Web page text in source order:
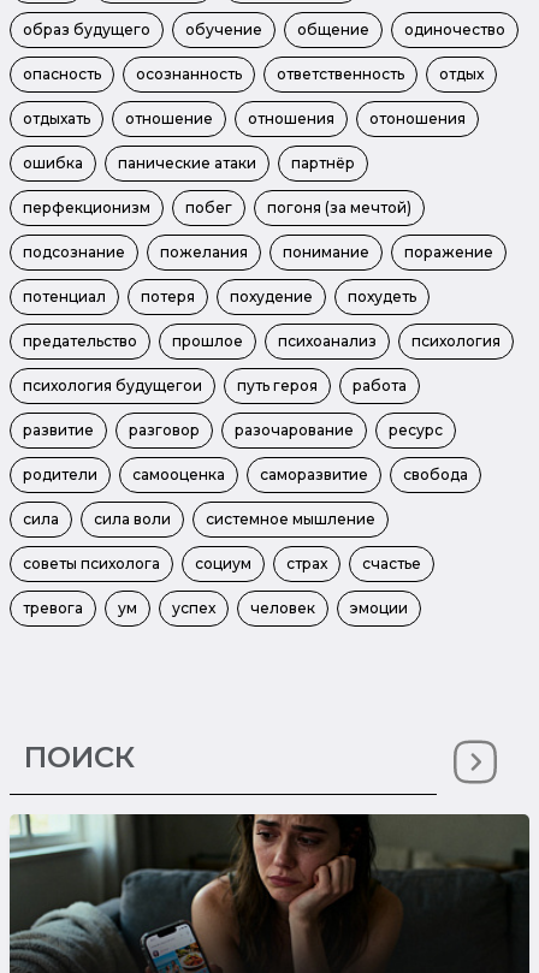
образ будущего обучение общение одиночество
опасность осознанность ответственность отдых
отдыхать отношение отношения отоношения
ошибка панические атаки партнёр
перфекционизм побег погоня (за мечтой)
подсознание пожелания понимание поражение
потенциал потеря похудение похудеть
предательство прошлое психоанализ психология
психология будущегои путь героя работа
развитие разговор разочарование ресурс
родители самооценка саморазвитие свобода
сила сила воли системное мышление
советы психолога социум страх счастье
тревога ум успех человек эмоции